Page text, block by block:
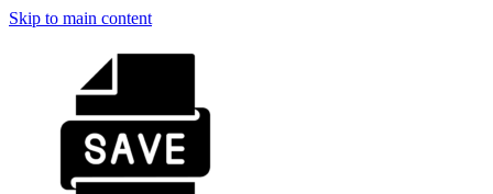
Skip to main content